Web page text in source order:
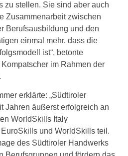
zu stellen. Sie sind aber auch
Zusammenarbeit zwischen
Berufsausbildung und den
einmal mehr, dass die
ist“, betonte
im Rahmen der
erklärte: „Südtiroler
Jahren äußerst erfolgreich an
WorldSkills Italy
und WorldSkills teil.
des Südtiroler Handwerks